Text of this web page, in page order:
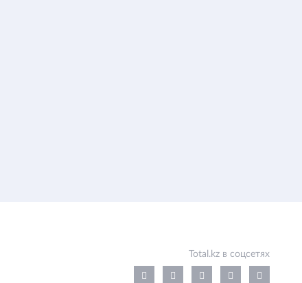
Total.kz в соцсетях